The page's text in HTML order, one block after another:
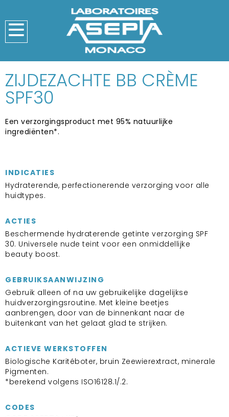
ZIJDEZACHTE BB CRÈME
SPF30
Een verzorgingsproduct met 95% natuurlijke
ingrediënten*.
INDICATIES
Hydraterende, perfectionerende verzorging voor alle
huidtypes.
ACTIES
Beschermende hydraterende getinte verzorging SPF
30. Universele nude teint voor een onmiddellijke
beauty boost.
GEBRUIKSAANWIJZING
Gebruik alleen of na uw gebruikelijke dagelijkse
huidverzorgingsroutine. Met kleine beetjes
aanbrengen, door van de binnenkant naar de
buitenkant van het gelaat glad te strijken.
ACTIEVE WERKSTOFFEN
Biologische Karitéboter, bruin Zeewierextract, minerale
Pigmenten.
*berekend volgens ISO16128.1/.2.
CODES